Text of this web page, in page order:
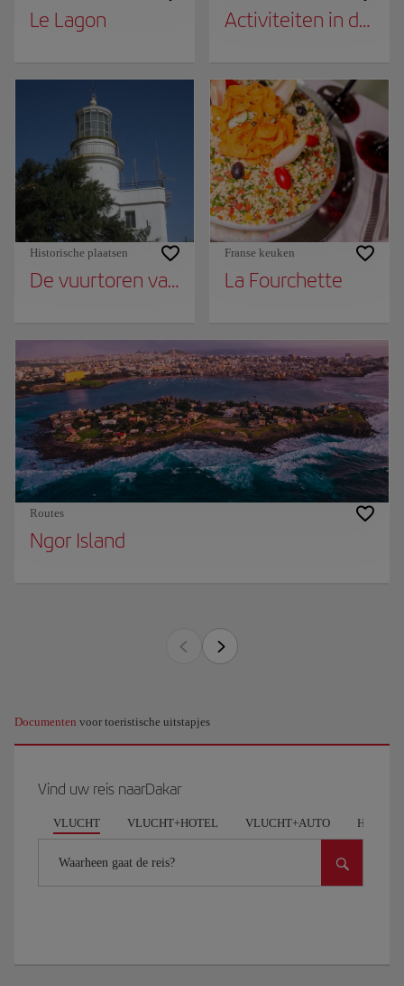
Le Lagon Activiteiten in de
Historische plaatsen
De vuurtoren van Les Mamelles
Franse keuken
La Fourchette
Routes
Ngor Island
Documenten voor toeristische uitstapjes
Vind uw reis naarDakar
VLUCHT VLUCHT+HOTEL VLUCHT+AUTO HOTEL
Waarheen gaat de reis?